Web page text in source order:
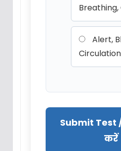
Alert,
Circulation
Submit Test
करें